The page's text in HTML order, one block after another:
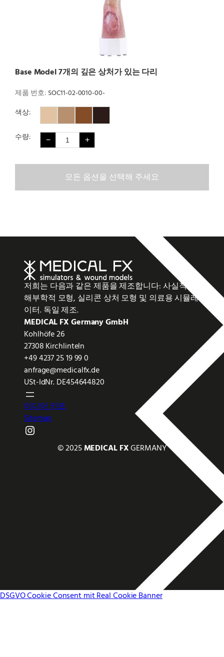
Base Model 7개의 깊은 상처가 있는 다리
제품 번호: SOC11-02-0010-00-
색상:
수량: − +
모든 옵션을 선택해 주세요
저희는 다음과 같은 제품을 제조합니다: 사실적인
해부학적 모형, 실리콘 상처 모형 및 의료용 시뮬레
이터. 독일 제조.
MEDICAL FX Germany GmbH
Kohlhöfe 26
27308 Kirchlinteln
+49 4237 25 19 99 0
anfrage@medicalfx.de
USt-IdNr. DE454644820
미디어 키트
Sitemap
Instagram
© 2025MEDICAL FXGERMANY
DSGVO Cookie Consent mit Real Cookie Banner